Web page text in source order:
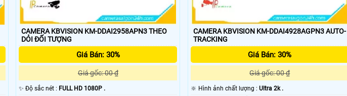
CAMERA KBVISION KM-DDAI2958APN3 THEO
DỎI ĐỐI TƯỢNG
Giá Bán: 30%
Giá gốc: 00 ₫
✨ Độ sắc nét : FULL HD 1080P .
CAMERA KBVISION KM-DDAI4928AGPN3 AUTO-
TRACKING
Giá Bán: 30%
Giá gốc: 00 ₫
🔆 Hình ảnh chất lượng : Ultra 2k .